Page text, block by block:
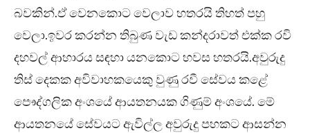
බවකින්.ඒ වෙනකොට වෙලාව හතරයි තිහත් පහු
වෙලා.ඉවර කරන්න තිබුණ වැඩ කන්දරාවත් එක්ක රවි
දහවල් ආහාරය සඳහා යනකොට හවස හතරයි.අවුරුදු
තිස් දෙකක අවිවාහකයෙකු වුණු රවී සේවය කළේ
පෞද්ගලික අංශයේ ආයතනයක ගිණුම් අංශයේ. මේ
ආයතනයේ සේවයට ඇවිල්ල අවුරුදු පහකට ආසන්න